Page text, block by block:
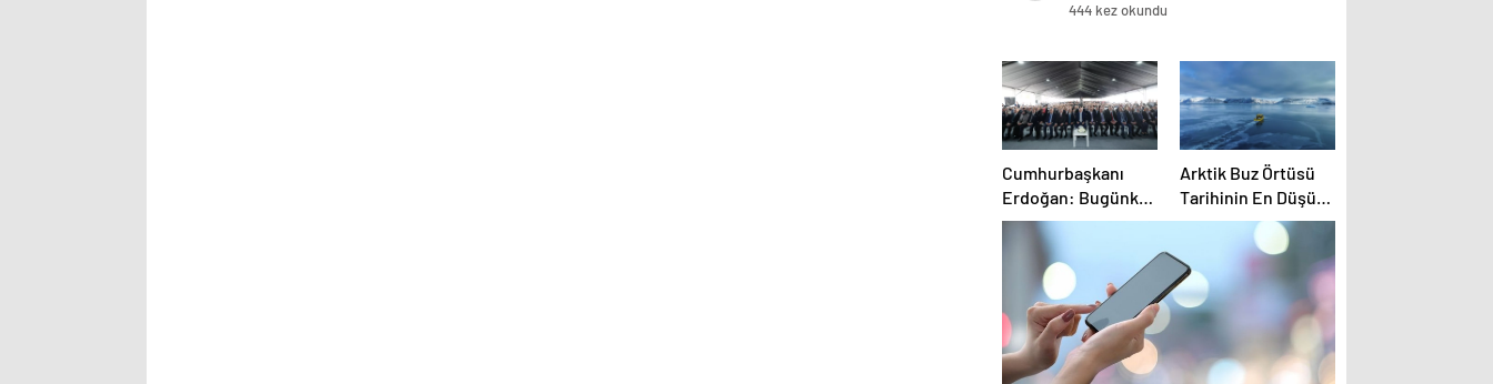
444 kez okundu
Cumhurbaşkanı
Erdoğan: Bugünkü
başarı, gençlere
umutsuzluk
aşılayan zihniyete
indirilmiş ağır bir
darbedir
Arktik Buz Örtüsü
Tarihinin En Düşük
Seviyesinde